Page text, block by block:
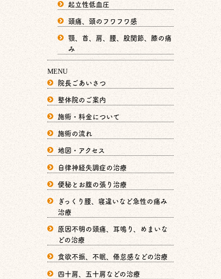
起立性低血圧
頭痛、頭のフワフワ感
顎、首、肩、腰、股関節、膝の痛
み
MENU
院長ごあいさつ
整体院のご案内
施術・料金について
施術の流れ
地図・アクセス
自律神経失調症の治療
便秘とお腹の張り治療
ぎっくり腰、寝違いなど急性の痛み
治療
原因不明の頭痛、耳鳴り、めまいな
どの治療
食欲不振、不眠、倦怠感などの治療
四十肩、五十肩などの治療